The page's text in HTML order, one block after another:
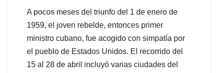
A pocos meses del triunfo del 1 de enero de
1959, el joven rebelde, entonces primer
ministro cubano, fue acogido con simpatía por
el pueblo de Estados Unidos. El recorrido del
15 al 28 de abril incluyó varias ciudades del